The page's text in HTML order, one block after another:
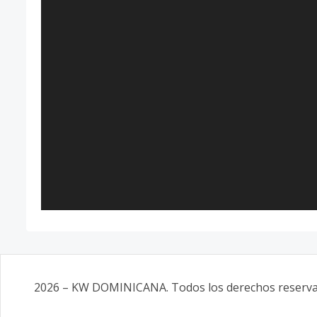
2026 – KW DOMINICANA. Todos los derechos